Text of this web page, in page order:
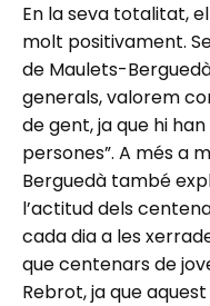
En la seva totalitat,
molt positivament.
de Maulets-Berguedà
generals, valorem
de gent, ja que hi
persones”. A més a
Berguedà també
l’actitud dels
cada dia a les
que centenars de
Rebrot, ja que